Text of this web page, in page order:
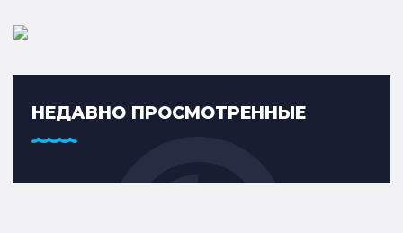
НЕДАВНО ПРОСМОТРЕННЫЕ